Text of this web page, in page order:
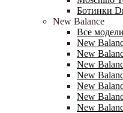
Ботинки
New Balance
Все
New
New
New
New
New
New
New